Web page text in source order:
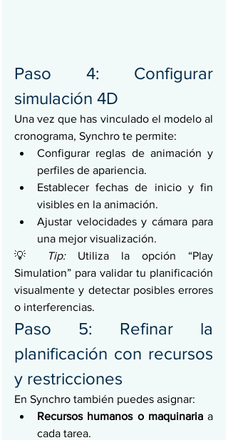
Paso 4: Configurar
simulación 4D
Una vez que has vinculado el modelo al
cronograma, Synchro te permite:
Configurar reglas de animación y
perfiles de apariencia.
Establecer fechas de inicio y fin
visibles en la animación.
Ajustar velocidades y cámara para
una mejor visualización.
💡
Tip: Utiliza la opción “Play
Simulation” para validar tu planificación
visualmente y detectar posibles errores
o interferencias.
Paso 5: Refinar la
planificación con recursos
y restricciones
En Synchro también puedes asignar:
Recursos humanos o maquinaria a
cada tarea.